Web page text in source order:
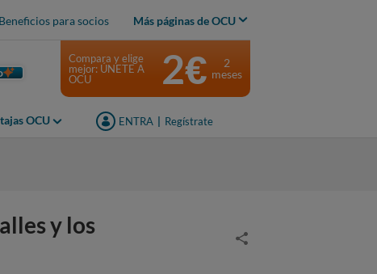
Beneficios para socios Más páginas de OCU
OCU ENTRA Regístrate
Compara y elige
mejor: ÚNETE A
OCU
2€
2
meses
y los